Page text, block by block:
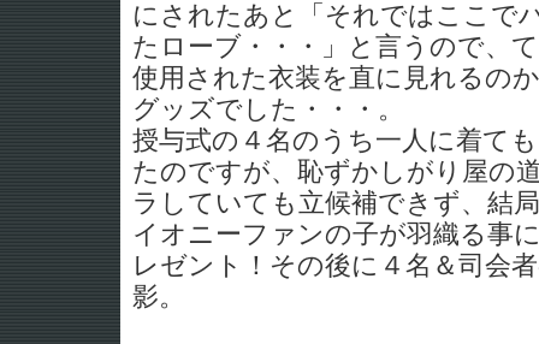
にされたあと「それではここで
たローブ・・・」と言うので、
使用された衣装を直に見れるの
グッズでした・・・。
授与式の４名のうち一人に着て
たのですが、恥ずかしがり屋の
ラしていても立候補できず、結
イオニーファンの子が羽織る事
レゼント！その後に４名＆司会
影。